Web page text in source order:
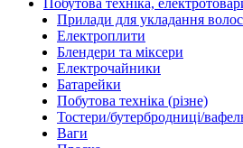
Побутова техніка,
Прилади для укладання
Електроплити
Блендери та міксери
Електрочайники
Батарейки
Побутова техніка (різне)
Тостери/бутербродниці/
Ваги